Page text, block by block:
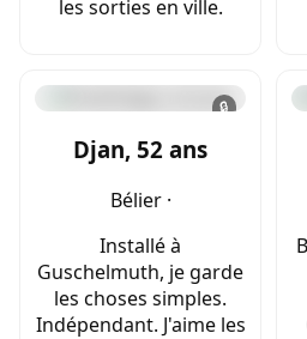
les sorties en ville.
🔒
Djan, 52 ans
Bélier ·
Installé à
Guschelmuth, je garde
les choses simples.
Indépendant. J'aime les